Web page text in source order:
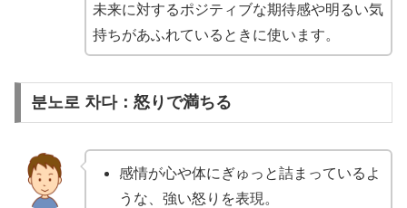
未来に対するポジティブな期待感や明るい気
持ちがあふれているときに使います。
분노로 차다：怒りで満ちる
感情が心や体にぎゅっと詰まっているよ
うな、強い怒りを表現。